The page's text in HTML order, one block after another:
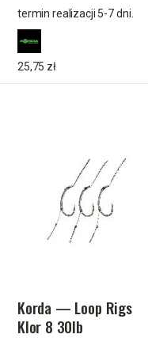
termin realizacji 5-7 dni.
25,75 zł
Korda — Loop Rigs
Klor 8 30lb